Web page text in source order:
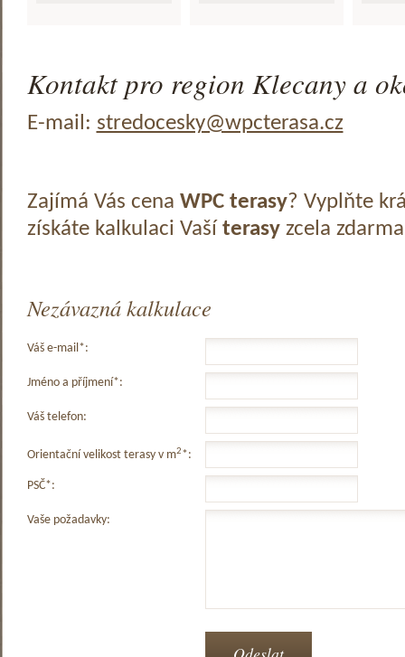
Kontakt pro region Klecany a
E-mail: stredocesky@wpcterasa.cz
Zajímá Vás cena WPC terasy? Vyplňte
získáte kalkulaci Vaší terasyzcela
Nezávazná kalkulace
Váš e-mail*:
Jméno a příjmení*:
Váš telefon:
Orientační velikost terasy v m2*:
PSČ*:
Vaše požadavky: